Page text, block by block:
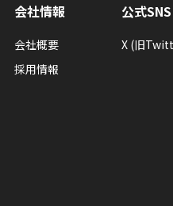
会社情報
会社概要
採用情報
公式SNS
X (旧